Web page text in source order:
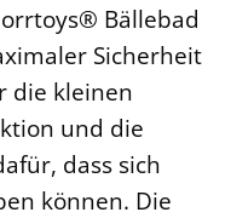
Bällebad
Sicherheit
die kleinen
und die
dass sich
können. Die